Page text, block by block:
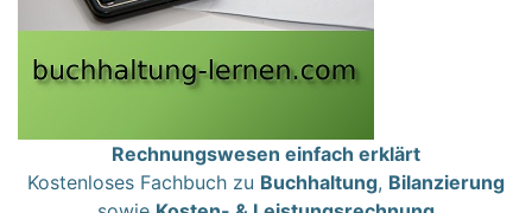
Rechnungswesen einfach erklärt
Kostenloses Fachbuch zu Buchhaltung, Bilanzierung